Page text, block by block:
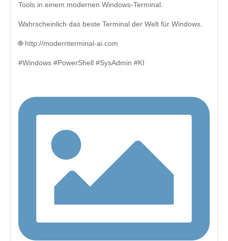
Tools in einem modernen Windows-Terminal.
Wahrscheinlich das beste Terminal der Welt für Windows.
🌐 http://modernterminal-ai.com
#Windows #PowerShell #SysAdmin #KI